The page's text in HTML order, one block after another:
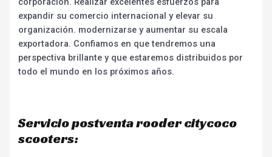
expandir su comercio internacional y elevar su
organización. modernizarse y aumentar su escala
exportadora. Confiamos en que tendremos una
perspectiva brillante y que estaremos distribuidos por
todo el mundo en los próximos años.
Servicio postventa rooder citycoco
scooters: